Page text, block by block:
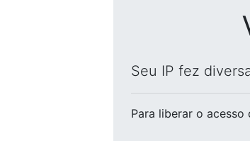
Seu IP fez
Para liberar o acesso